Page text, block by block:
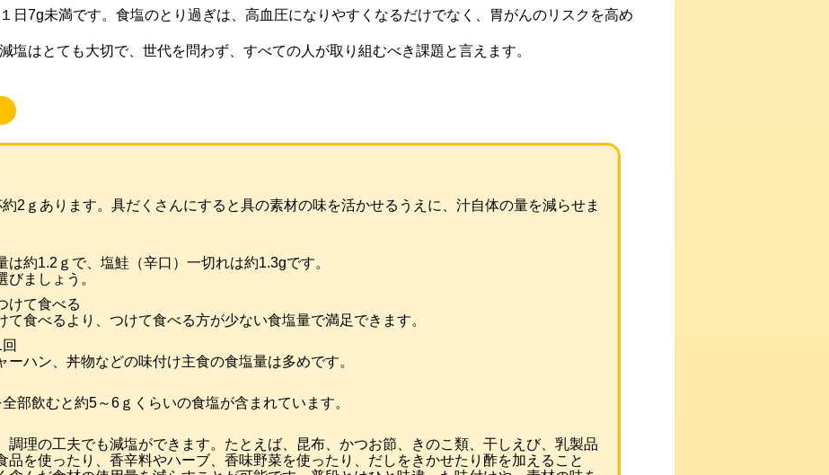
日7g未満です。食塩のとり過ぎは、高血圧になりやすくなるだけでなく、胃がんのリスクを高め
はとても大切で、世代を問わず、すべての人が取り組むべき課題と言えます。
2ｇあります。具だくさんにすると具の素材の味を活かせるうえに、汁自体の量を減らせま
は約1.2ｇで、塩鮭（辛口）一切れは約1.3gです。
びましょう。
けて食べる
て食べるより、つけて食べる方が少ない食塩量で満足できます。
ーハン、丼物などの味付け主食の食塩量は多めです。
部飲むと約5～6ｇくらいの食塩が含まれています。
調理の工夫でも減塩ができます。たとえば、昆布、かつお節、きのこ類、干しえび、乳製品
品を使ったり、香辛料やハーブ、香味野菜を使ったり、だしをきかせたり酢を加えること